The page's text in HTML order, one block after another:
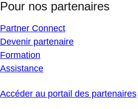
Pour nos partenaires
Partner Connect
Devenir partenaire
Formation
Assistance
Accéder au portail des partenaires